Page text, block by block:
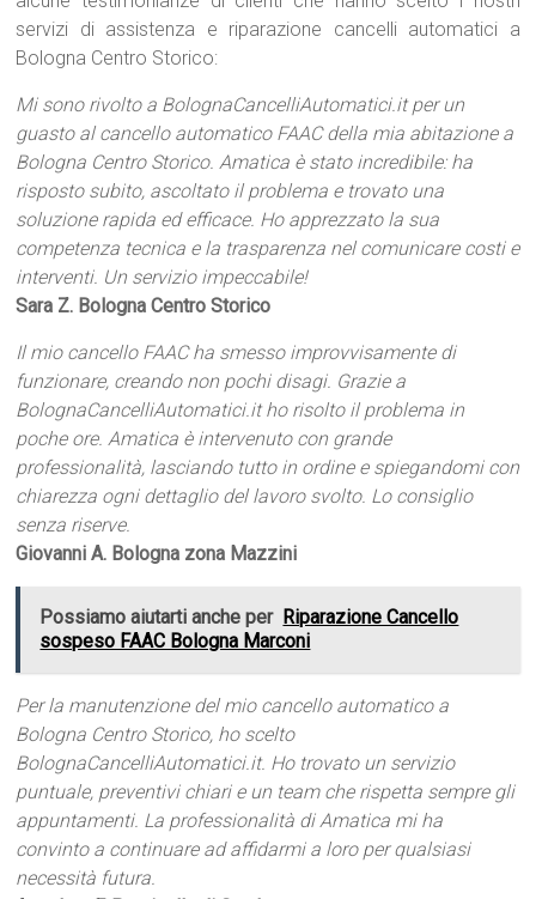
servizi di assistenza e riparazione cancelli automatici a
Bologna Centro Storico:
Mi sono rivolto a BolognaCancelliAutomatici.it per un
guasto al cancello automatico FAAC della mia abitazione a
Bologna Centro Storico. Amatica è stato incredibile: ha
risposto subito, ascoltato il problema e trovato una
soluzione rapida ed efficace. Ho apprezzato la sua
competenza tecnica e la trasparenza nel comunicare costi e
interventi. Un servizio impeccabile!
Sara Z. Bologna Centro Storico
Il mio cancello FAAC ha smesso improvvisamente di
funzionare, creando non pochi disagi. Grazie a
BolognaCancelliAutomatici.it ho risolto il problema in
poche ore. Amatica è intervenuto con grande
professionalità, lasciando tutto in ordine e spiegandomi con
chiarezza ogni dettaglio del lavoro svolto. Lo consiglio
senza riserve.
Giovanni A. Bologna zona Mazzini
Possiamo aiutarti anche per Riparazione Cancello
sospeso FAAC Bologna Marconi
Per la manutenzione del mio cancello automatico a
Bologna Centro Storico, ho scelto
BolognaCancelliAutomatici.it. Ho trovato un servizio
puntuale, preventivi chiari e un team che rispetta sempre gli
appuntamenti. La professionalità di Amatica mi ha
convinto a continuare ad affidarmi a loro per qualsiasi
necessità futura.